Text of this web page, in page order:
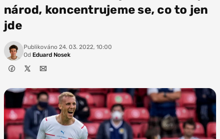
národ, koncentrujeme se, co to jen
jde
Publikováno 24. 03. 2022, 10:00
Od Eduard Nosek